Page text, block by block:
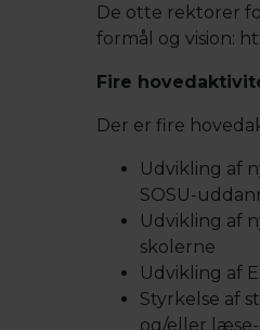
De otte rektorer
formål og vision:
Fire
Der er fire
Udvikling af
SOSU-
Udvikling af
skolerne
Udvikling af
Styrkelse af
og/eller